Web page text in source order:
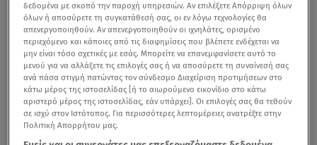
δεδομένα με σκοπό την παροχή υπηρεσιών. Αν επιλέξετε Απόρριψη όλων
όλων ή αποσύρετε τη συγκατάθεσή σας, οι εν λόγω τεχνολογίες θα
απενεργοποιηθούν. Αν απενεργοποιηθούν οι ιχνηλάτες, ορισμένο
περιεχόμενο και κάποιες από τις διαφημίσεις που βλέπετε ενδέχεται να
μην είναι τόσο σχετικές με εσάς. Μπορείτε να επανεμφανίσετε αυτό το
μενού για να αλλάξετε τις επιλογές σας ή να αποσύρετε τη συναίνεσή σας
ανά πάσα στιγμή πατώντας τον σύνδεσμο Διαχείριση προτιμήσεων στο
κάτω μέρος της ιστοσελίδας [ή το αιωρούμενο εικονίδιο στο κάτω
αριστερό μέρος της ιστοσελίδας, εάν υπάρχει]. Οι επιλογές σας θα τεθούν
σε ισχύ στον Ιστότοπος. Για περισσότερες λεπτομέρειες ανατρέξτε στην
Πολιτική Απορρήτου μας.